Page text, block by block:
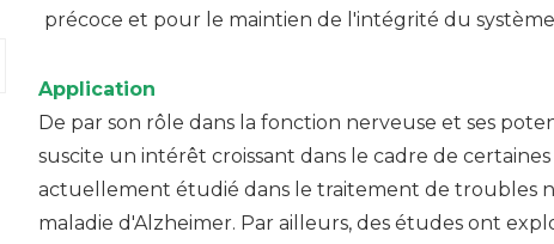
précoce et pour le maintien de l'intégrité du
Application
De par son rôle dans la fonction nerveuse et ses
suscite un intérêt croissant dans le cadre de
actuellement étudié dans le traitement de troubles
maladie d'Alzheimer. Par ailleurs, des études ont